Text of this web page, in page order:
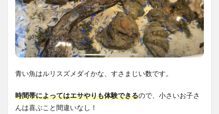
青い魚はルリスズメダイかな、すさまじい数です。
時間帯によってはエサやりも体験できるので、小さいお子さ
んは喜ぶこと間違いなし！